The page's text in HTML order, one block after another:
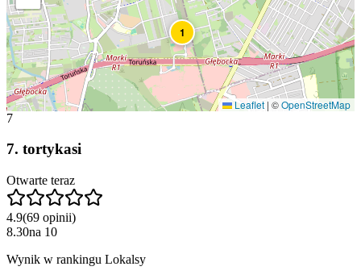
1
Leaflet | ©OpenStreetMap
7
7. tortykasi
Otwarte teraz
4.9(69 opinii)
8.30na 10
Wynik w rankingu Lokalsy